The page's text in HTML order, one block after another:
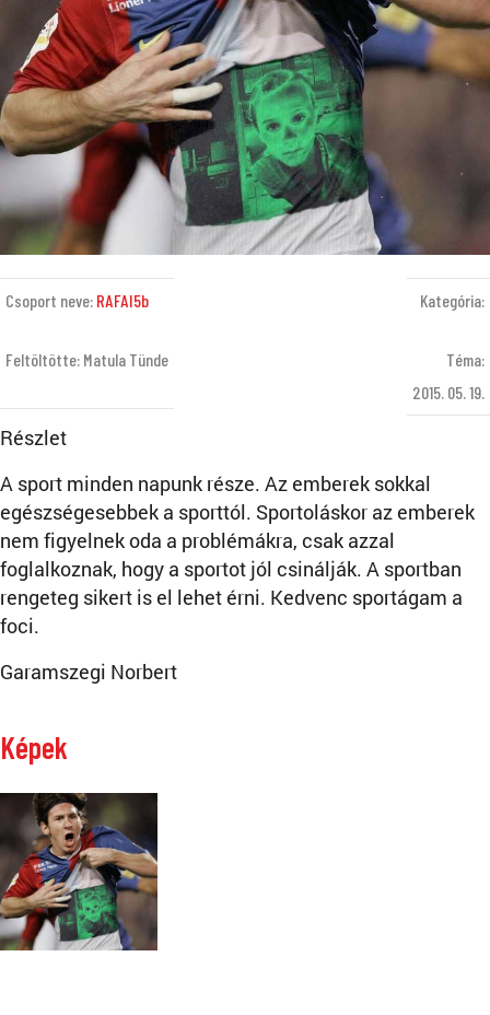
Csoport neve: RAFAI5b
Feltöltötte: Matula Tünde
Kategória:
Téma:
2015. 05. 19.
Részlet
A sport minden napunk része. Az emberek sokkal
egészségesebbek a sporttól. Sportoláskor az emberek
nem figyelnek oda a problémákra, csak azzal
foglalkoznak, hogy a sportot jól csinálják. A sportban
rengeteg sikert is el lehet érni. Kedvenc sportágam a
foci.
Garamszegi Norbert
Képek